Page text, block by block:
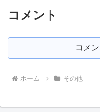
コメント
コメ
ホーム その他